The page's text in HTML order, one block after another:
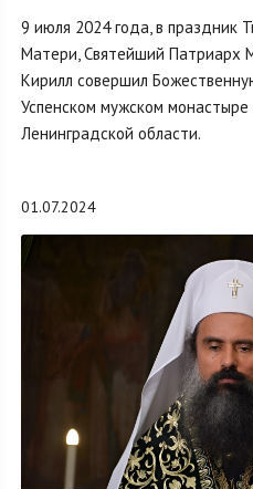
9 июля 2024 года, в праздник
Матери, Святейший Патриарх
Кирилл совершил
Успенском мужском
Ленинградской области.
01.07.2024